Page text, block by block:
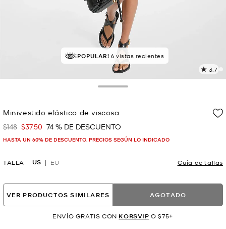
¡POPULAR! 6 vistas recientes
3.7
Minivestido elástico de viscosa
Era
$148 Ahora
$37.50 74 % DE DESCUENTO
HASTA UN 60% DE DESCUENTO. PRECIOS SEGÚN LO INDICADO
TALLA US EU Guía de tallas
VER PRODUCTOS SIMILARES AGOTADO
ENVÍO GRATIS CON KORSVIP O $75+